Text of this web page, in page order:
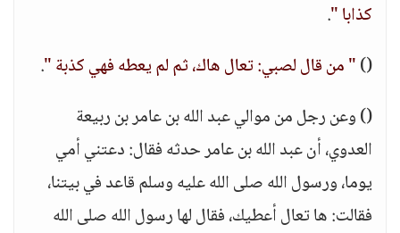
كذابا ".
()" من قال لصبي: تعال هاك، ثم لم يعطه فهي كذبة ".
() وعن رجل من موالي عبد الله بن عامر بن ربيعة
العدوي، أن عبد الله بن عامر حدثه فقال: دعتني أمي
يوما، ورسول الله صلى الله عليه وسلم قاعد في بيتنا،
فقالت: ها تعال أعطيك، فقال لها رسول الله صلى الله